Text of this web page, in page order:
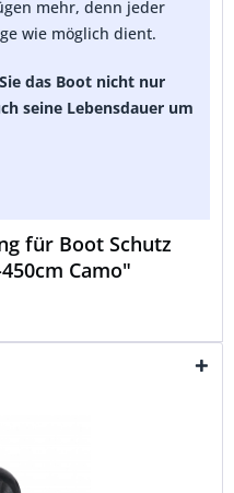
mehr, denn jeder
wie möglich dient.
das Boot nicht nur
seine Lebensdauer um
für Boot Schutz
Camo"